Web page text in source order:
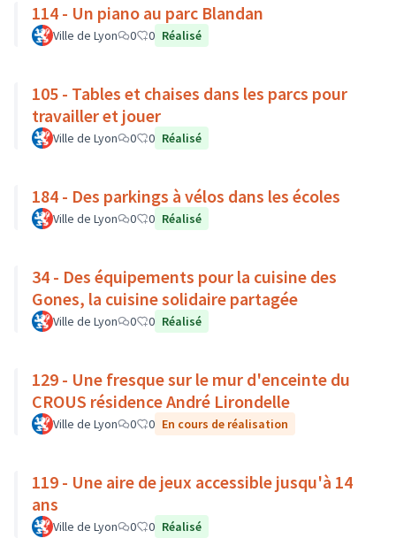
114 - Un piano au parc Blandan
Ville de Lyon 0 0 Réalisé
105 - Tables et chaises dans les parcs pour
travailler et jouer
Ville de Lyon 0 0 Réalisé
184 - Des parkings à vélos dans les écoles
Ville de Lyon 0 0 Réalisé
34 - Des équipements pour la cuisine des
Gones, la cuisine solidaire partagée
Ville de Lyon 0 0 Réalisé
129 - Une fresque sur le mur d'enceinte du
CROUS résidence André Lirondelle
Ville de Lyon 0 0 En cours de réalisation
119 - Une aire de jeux accessible jusqu'à 14
ans
Ville de Lyon 0 0 Réalisé